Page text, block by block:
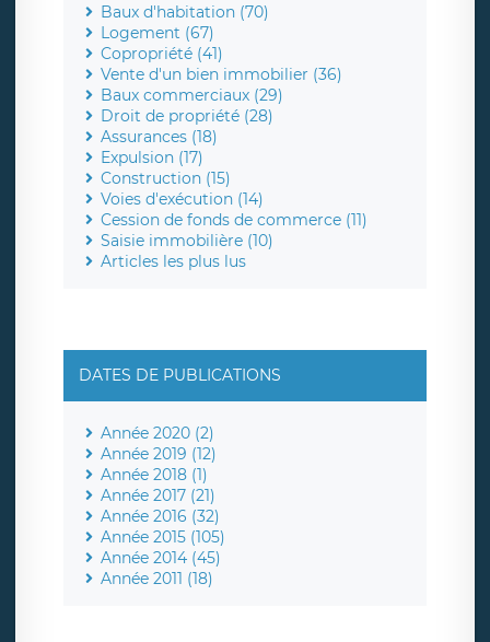
Baux d'habitation (70)
Logement (67)
Copropriété (41)
Vente d'un bien immobilier (36)
Baux commerciaux (29)
Droit de propriété (28)
Assurances (18)
Expulsion (17)
Construction (15)
Voies d'exécution (14)
Cession de fonds de commerce (11)
Saisie immobilière (10)
Articles les plus lus
DATES DE PUBLICATIONS
Année 2020 (2)
Année 2019 (12)
Année 2018 (1)
Année 2017 (21)
Année 2016 (32)
Année 2015 (105)
Année 2014 (45)
Année 2011 (18)